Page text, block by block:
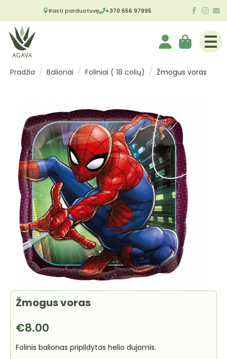
Rasti parduotuvę +370 656 97995
Pradžia Balionai Foliniai ( 18 colių) Žmogus voras
Žmogus voras
€8.00
Folinis balionas pripildytas helio dujomis.